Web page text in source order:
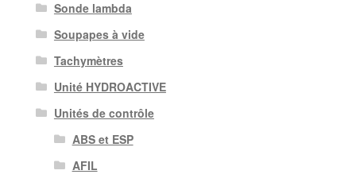
Sonde lambda
Soupapes à vide
Tachymètres
Unité HYDROACTIVE
Unités de contrôle
ABS et ESP
AFIL